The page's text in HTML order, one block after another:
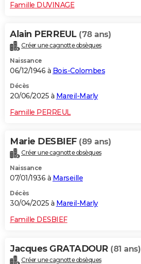
Famille DUVINAGE
Alain PERREUL (78 ans)
Créer une cagnotte obsèques
Naissance
06/12/1946 à Bois-Colombes
Décès
20/06/2025 à Mareil-Marly
Famille PERREUL
Marie DESBIEF (89 ans)
Créer une cagnotte obsèques
Naissance
07/01/1936 à Marseille
Décès
30/04/2025 à Mareil-Marly
Famille DESBIEF
Jacques GRATADOUR (81 ans)
Créer une cagnotte obsèques